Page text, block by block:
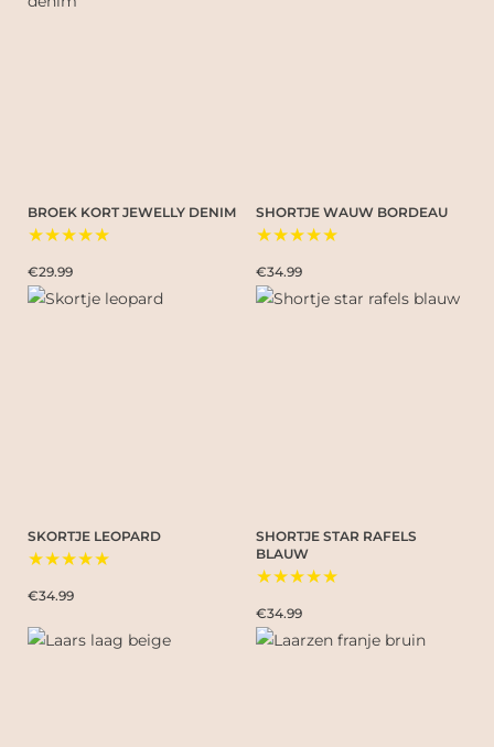
BROEK KORT JEWELLY DENIM
★★★★★
€29.99
SHORTJE WAUW BORDEAU
★★★★★
€34.99
SKORTJE LEOPARD
★★★★★
€34.99
SHORTJE STAR RAFELS
BLAUW
★★★★★
€34.99